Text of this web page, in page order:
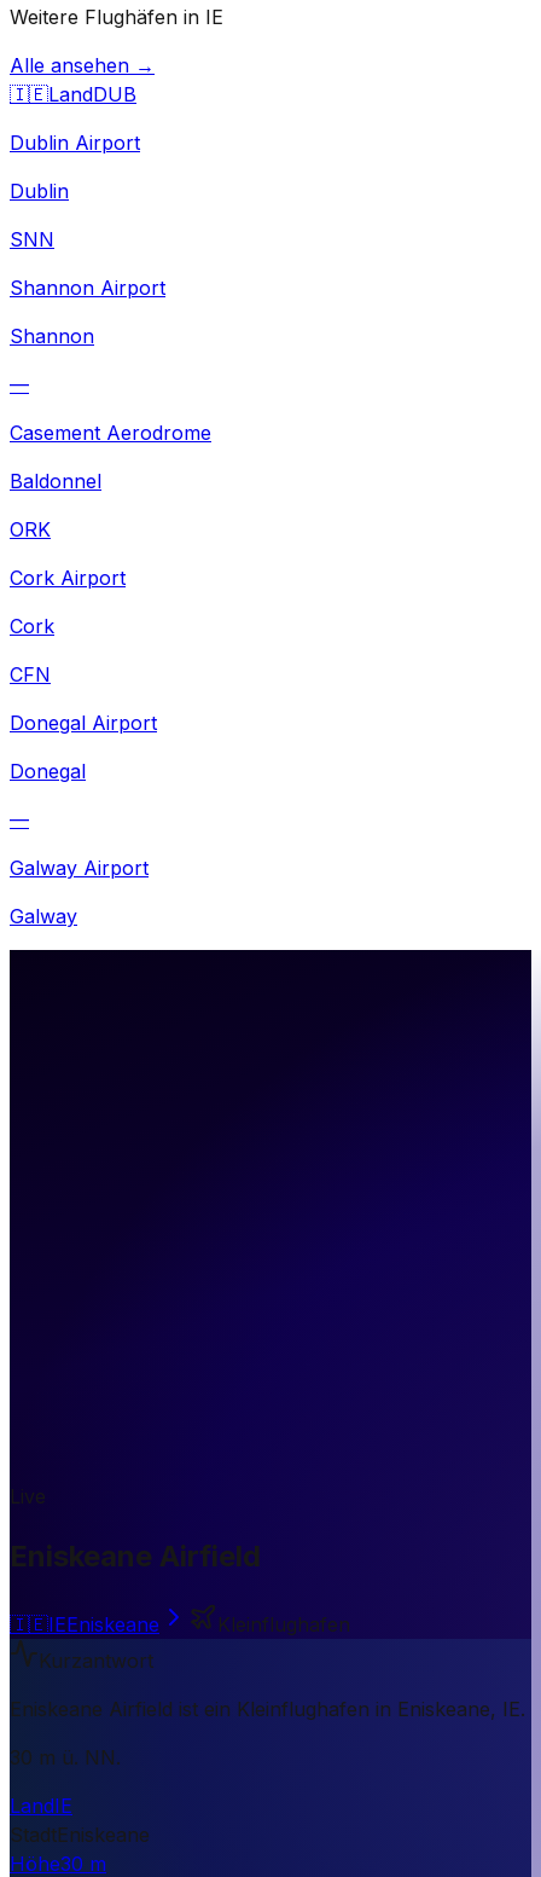
Weitere Flughäfen in IE
Alle ansehen →
🇮🇪LandDUB
Dublin Airport
Dublin
SNN
Shannon Airport
Shannon
—
Casement Aerodrome
Baldonnel
ORK
Cork Airport
Cork
CFN
Donegal Airport
Donegal
—
Galway Airport
Galway
Live
Eniskeane Airfield
🇮🇪IEEniskeane
Kleinflughafen
Kurzantwort
Eniskeane Airfield ist ein Kleinflughafen in Eniskeane, IE.
30 m ü. NN.
LandIE
StadtEniskeane
Höhe30 m